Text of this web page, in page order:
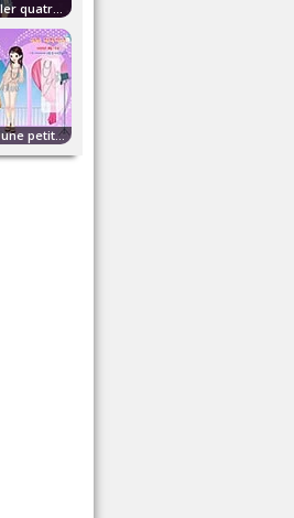
Tu dois habiller quatre Bratz, bon courage
C'est encore une petite fille!